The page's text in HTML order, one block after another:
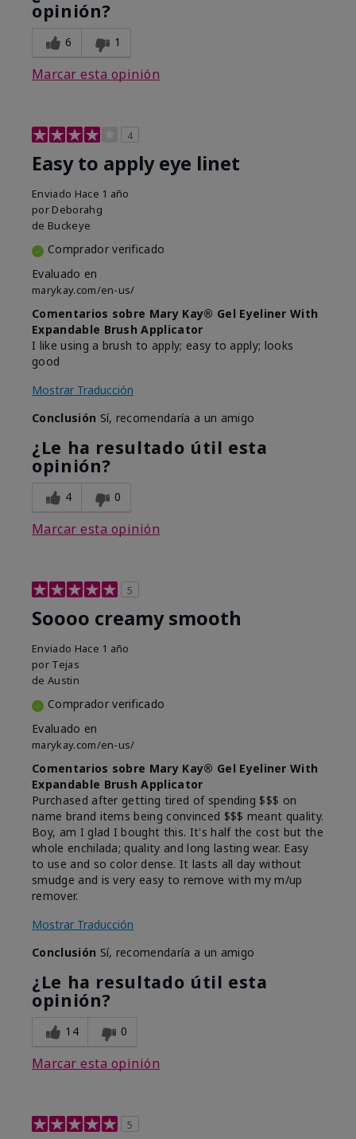
opinión?
6 1
Marcar esta opinión
4
Easy to apply eye linet
Enviado Hace 1 año
por Deborahg
de Buckeye
Comprador verificado
Evaluado en
marykay.com/en-us/
Comentarios sobre Mary Kay® Gel Eyeliner With
Expandable Brush Applicator
I like using a brush to apply; easy to apply; looks
good
Mostrar Traducción
Conclusión Sí, recomendaría a un amigo
¿Le ha resultado útil esta
opinión?
4 0
Marcar esta opinión
5
Soooo creamy smooth
Enviado Hace 1 año
por Tejas
de Austin
Comprador verificado
Evaluado en
marykay.com/en-us/
Comentarios sobre Mary Kay® Gel Eyeliner With
Expandable Brush Applicator
Purchased after getting tired of spending $$$ on
name brand items being convinced $$$ meant quality.
Boy, am I glad I bought this. It's half the cost but the
whole enchilada; quality and long lasting wear. Easy
to use and so color dense. It lasts all day without
smudge and is very easy to remove with my m/up
remover.
Mostrar Traducción
Conclusión Sí, recomendaría a un amigo
¿Le ha resultado útil esta
opinión?
14 0
Marcar esta opinión
5